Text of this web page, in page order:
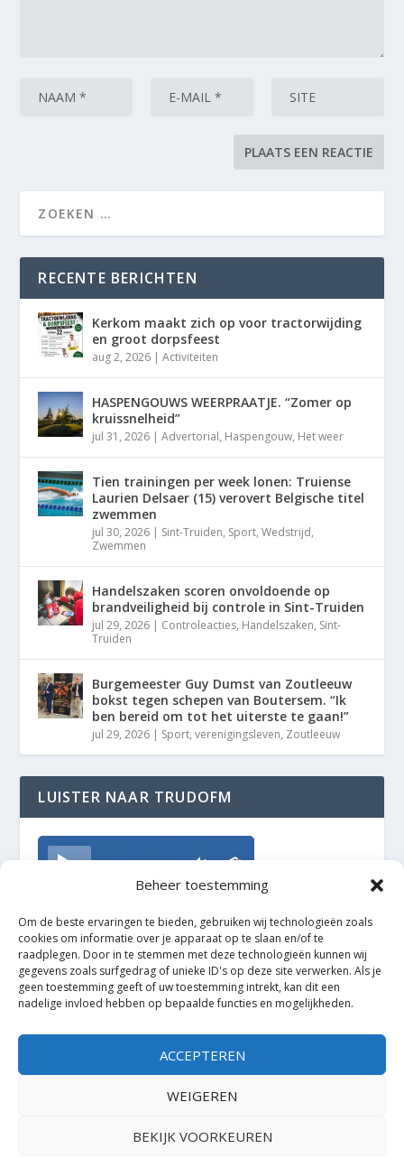
Beheer toestemming
Om de beste ervaringen te bieden, gebruiken wij technologieën zoals
cookies om informatie over je apparaat op te slaan en/of te
raadplegen. Door in te stemmen met deze technologieën kunnen wij
gegevens zoals surfgedrag of unieke ID's op deze site verwerken. Als je
geen toestemming geeft of uw toestemming intrekt, kan dit een
nadelige invloed hebben op bepaalde functies en mogelijkheden.
ACCEPTEREN
WEIGEREN
BEKIJK VOORKEUREN
RECENTE BERICHTEN
Kerkom maakt zich op voor tractorwijding
en groot dorpsfeest
aug 2, 2026 |Activiteiten
HASPENGOUWS WEERPRAATJE. “Zomer op
kruissnelheid”
jul 31, 2026 |Advertorial, Haspengouw, Het weer
Tien trainingen per week lonen: Truiense
Laurien Delsaer (15) verovert Belgische titel
zwemmen
jul 30, 2026 | Sint-Truiden, Sport,Wedstrijd,
Zwemmen
Handelszaken scoren onvoldoende op
brandveiligheid bij controle in Sint-Truiden
jul 29, 2026 | Controleacties, Handelszaken, Sint-
Truiden
Burgemeester Guy Dumst van Zoutleeuw
bokst tegen schepen van Boutersem. “Ik
ben bereid om tot het uiterste te gaan!”
jul 29, 2026 | Sport,verenigingsleven, Zoutleeuw
LUISTER NAAR TRUDOFM
TrudoFM
Elegant Themes| Mogelijk gemaakt door